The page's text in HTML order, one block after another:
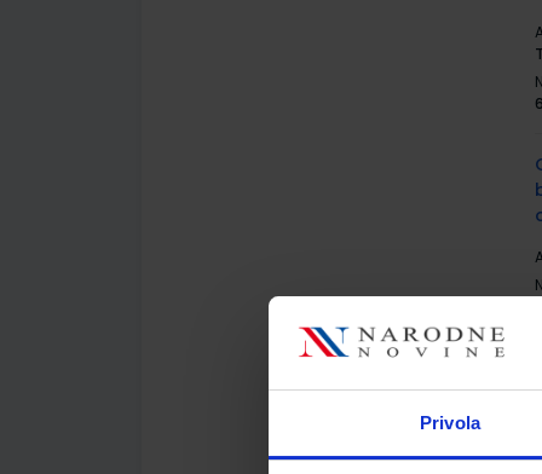
Privola